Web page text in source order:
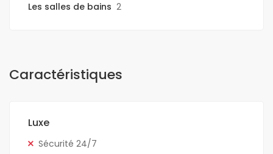
Les salles de bains 2
Caractéristiques
Luxe
Sécurité 24/7